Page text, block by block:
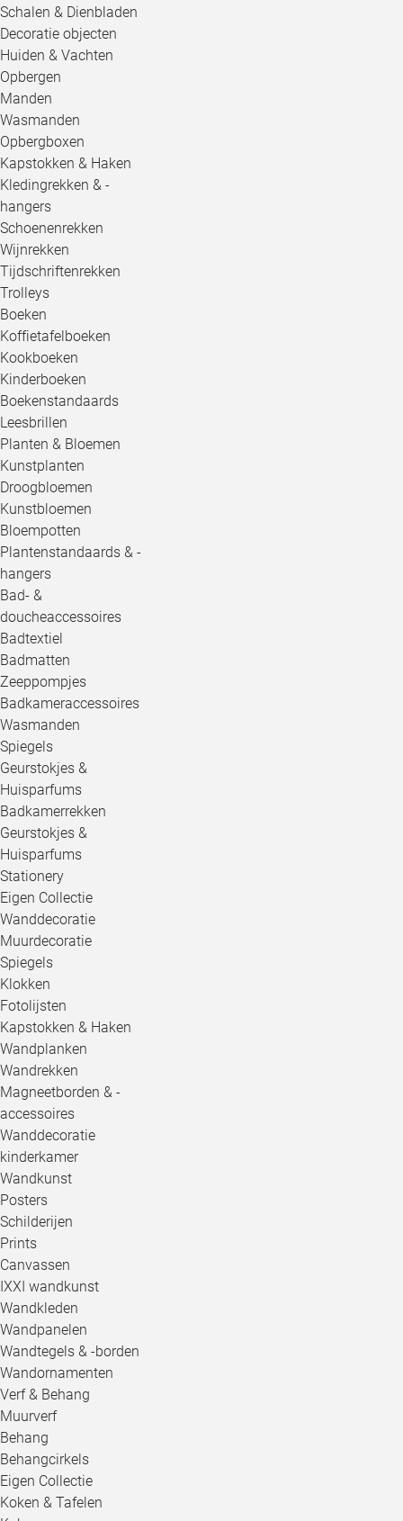
Schalen & Dienbladen
Decoratie objecten
Huiden & Vachten
Opbergen
Manden
Wasmanden
Opbergboxen
Kapstokken & Haken
Kledingrekken & -
hangers
Schoenenrekken
Wijnrekken
Tijdschriftenrekken
Trolleys
Boeken
Koffietafelboeken
Kookboeken
Kinderboeken
Boekenstandaards
Leesbrillen
Planten & Bloemen
Kunstplanten
Droogbloemen
Kunstbloemen
Bloempotten
Plantenstandaards & -
hangers
Bad- &
doucheaccessoires
Badtextiel
Badmatten
Zeeppompjes
Badkameraccessoires
Wasmanden
Spiegels
Geurstokjes &
Huisparfums
Badkamerrekken
Geurstokjes &
Huisparfums
Stationery
Eigen Collectie
Wanddecoratie
Muurdecoratie
Spiegels
Klokken
Fotolijsten
Kapstokken & Haken
Wandplanken
Wandrekken
Magneetborden & -
accessoires
Wanddecoratie
kinderkamer
Wandkunst
Posters
Schilderijen
Prints
Canvassen
IXXI wandkunst
Wandkleden
Wandpanelen
Wandtegels & -borden
Wandornamenten
Verf & Behang
Muurverf
Behang
Behangcirkels
Eigen Collectie
Koken & Tafelen